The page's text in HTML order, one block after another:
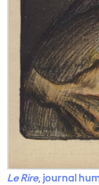
Le Rire, journal